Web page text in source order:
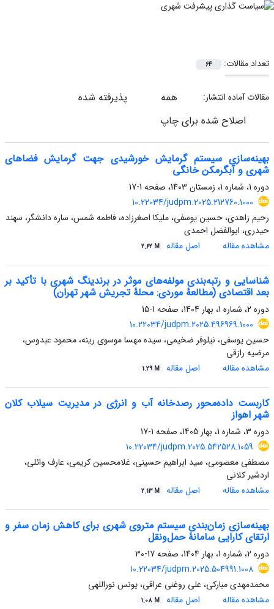
تعداد مقالات: 64
مقالات آماده انتشار: همه
پذیرفته شده
اصلاح شده برای چاپ
بهینه‌سازی سیستم گرمایش خورشیدی جهت گرمایش فضاهای
شهری و آبگرمکن خانگی
دوره 1، شماره 1، زمستان 1403، صفحه
1-17
10.22034/judpm.2025.212760.1000
رحیم زاهدی، حسین یوسفی، ملیکا اصغرزاده، فاطمه شمس، ساره دانشگر، سهند
حیدری، ابوالفضل احمدی
مشاهده مقاله
اصل مقاله 2.62 M
شناسایی و رتبه‌بندی مولفه‌های موثر در برندینگ شهری با تأکید بر
بعد اقتصادی (مطالعۀ موردی: محلۀ تجریش شهر تهران)
دوره 2، شماره 1، بهار 1404، صفحه
1-15
10.22034/judpm.2025.496969.1000
حسین یوسفی، نیلوفر ضخیمی، سیده مهسا موسوی رینه، محمود عبدوس،
مرضیه رازقی
مشاهده مقاله
اصل مقاله 1.29 M
کاربست داده‌محور رصدخانه آب و انرژی در مدیریت سیلاب کلان
شهر اهواز
دوره 3، شماره 1، بهار 1405، صفحه
1-17
10.22034/judpm.2025.542528.1059
مصطفی معصومی، سید ابراهیم حسینی، غلامحسین کریمی، عارف وائلی،
اردشیر کلانی
مشاهده مقاله
اصل مقاله 2.13 M
بهینه‌سازی زمان‌بندی سیستم متروی شهری برای کاهش زمان سفر و
ارتقای کارایی سامانۀ حمل‌و‌نقل
دوره 2، شماره 1، بهار 1404، صفحه
17-30
10.22034/judpm.2025.504991.1008
محمدمهدی مبارکی، علی روغنی عراقی، یونس نوراللهی
مشاهده مقاله
اصل مقاله 1.08 M